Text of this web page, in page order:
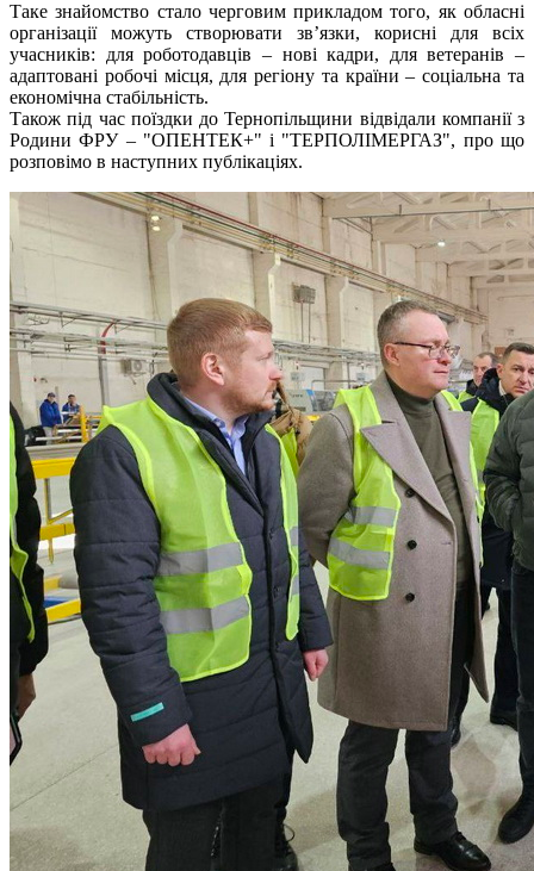
Таке знайомство стало черговим прикладом того, як обласні
організації можуть створювати зв’язки, корисні для всіх
учасників: для роботодавців – нові кадри, для ветеранів –
адаптовані робочі місця, для регіону та країни – соціальна та
економічна стабільність.
Також під час поїздки до Тернопільщини відвідали компанії з
Родини ФРУ – "ОПЕНТЕК+" і "ТЕРПОЛІМЕРГАЗ", про що
розповімо в наступних публікаціях.